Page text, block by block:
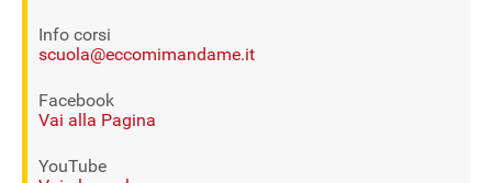
Info corsi
scuola@eccomimandame.it
Facebook
Vai alla Pagina
YouTube